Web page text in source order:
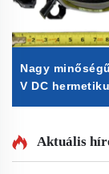
Nagy
V DC
alkatrész
Aktuális